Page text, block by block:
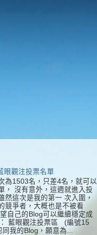
眼觀注投票名單
為1503名，只差4名，就可以
， 沒有意外，這週就進入投
然這次是我的第一 次入圍，
競爭者，大概也是不被看
自己的Blog可以繼續穩定成
藍眼觀注投票區 (編號15
我的Blog，願意為...